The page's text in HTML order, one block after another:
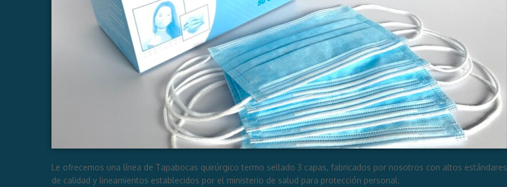
Le ofrecemos una línea de Tapabocas quirúrgico termo sellado 3 capas, fabricados por nosotros con altos estándares
de calidad y lineamientos establecidos por el ministerio de salud para protección personal.